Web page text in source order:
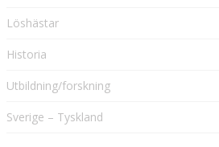
Löshästar
Historia
Utbildning/forskning
Sverige – Tyskland